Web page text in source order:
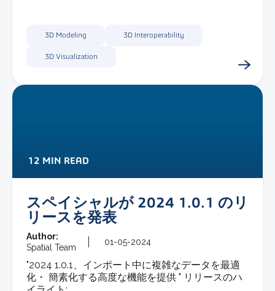
3D Modeling 3D Interoperability
3D Visualization
12 MIN READ
スペイシャルが 2024 1.0.1 のリ
リースを発表
Author:
Spatial Team
01-05-2024
"2024 1.0.1、インポート中に複雑なデータを最適
化・ 簡素化する高度な機能を提供 " リリースのハ